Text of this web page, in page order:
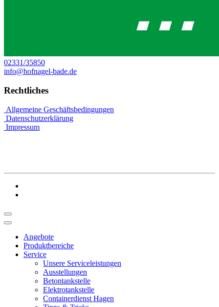
02331/35850
info@hofnagel-bade.de
Rechtliches
Allgemeine Geschäftsbedingungen
Datenschutzerklärung
Impressum
Angebote
Produktbereiche
Service
Unsere Serviceleistungen
Ausstellungen
Betontankstelle
Elektrotankstelle
Containerdienst Hagen